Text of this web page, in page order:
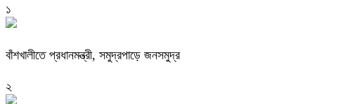
১
বাঁশখালীতে প্রধানমন্ত্রী, সমুদ্রপাড়ে জনসমুদ্র
২